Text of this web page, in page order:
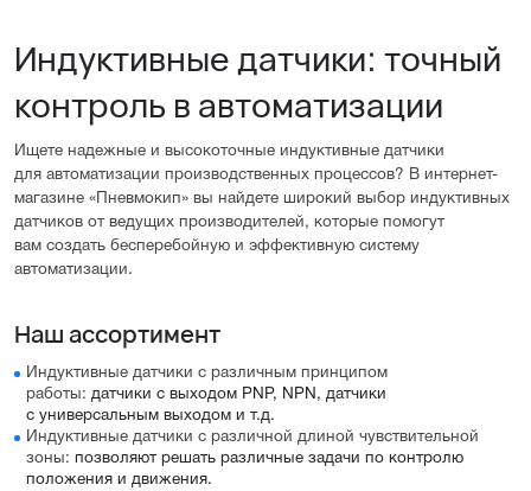
Индуктивные датчики: точный
контроль в автоматизации
Ищете надежные и высокоточные индуктивные датчики
для автоматизации производственных процессов? В интернет-
магазине «Пневмокип» вы найдете широкий выбор индуктивных
датчиков от ведущих производителей, которые помогут
вам создать бесперебойную и эффективную систему
автоматизации.
Наш ассортимент
Индуктивные датчики с различным принципом
работы: датчики с выходом PNP, NPN, датчики
с универсальным выходом и т.д.
Индуктивные датчики с различной длиной чувствительной
зоны: позволяют решать различные задачи по контролю
положения и движения.